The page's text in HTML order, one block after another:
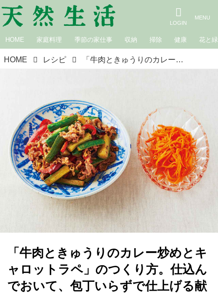
HOME 家庭料理 季節の家仕事 収納 掃除 健康 花と緑
HOME レシピ 「牛肉ときゅうりのカレー炒めとキャロットラペ」のつくり方。仕込んでおいて、包丁いらずで仕上げる献立／きじまりゅうたさん
「牛肉ときゅうりのカレー炒めとキ
ャロットラペ」のつくり方。仕込ん
でおいて、包丁いらずで仕上げる献